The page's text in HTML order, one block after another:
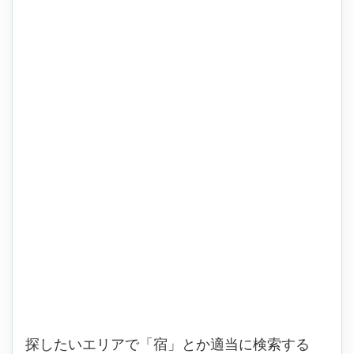
探したいエリアで「宿」とか適当に検索する